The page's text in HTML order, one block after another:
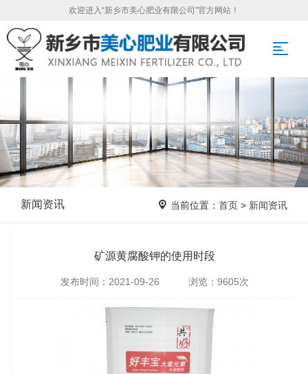
欢迎进入“新乡市美心肥业有限公司”官方网站！
新闻资讯 当前位置： 首页> 新闻资讯
矿源黄腐酸钾的使用时段
发布时间：2021-09-26 浏览：9605次